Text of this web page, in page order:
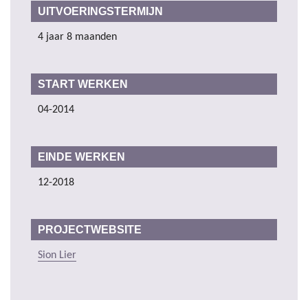
UITVOERINGSTERMIJN
4 jaar 8 maanden
START WERKEN
04-2014
EINDE WERKEN
12-2018
PROJECTWEBSITE
Sion Lier